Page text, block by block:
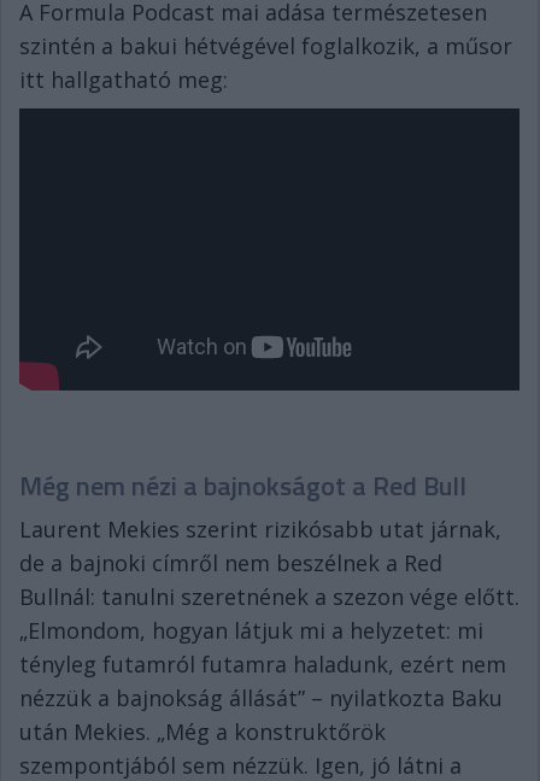
A Formula Podcast mai adása természetesen
szintén a bakui hétvégével foglalkozik, a műsor
itt hallgatható meg:
Még nem nézi a bajnokságot a Red Bull
Laurent Mekies szerint rizikósabb utat járnak,
de a bajnoki címről nem beszélnek a Red
Bullnál: tanulni szeretnének a szezon vége előtt.
„Elmondom, hogyan látjuk mi a helyzetet: mi
tényleg futamról futamra haladunk, ezért nem
nézzük a bajnokság állását” – nyilatkozta Baku
után Mekies. „Még a konstruktőrök
szempontjából sem nézzük. Igen, jó látni a